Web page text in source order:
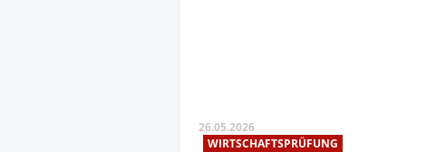
26.05.2026
WIRTSCHAFTSPRÜFUNG